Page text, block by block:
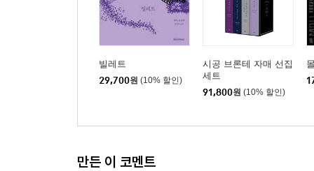
빌레트
29,700원 (10% 할인)
시공 브론테 자매 선집
세트
91,800원 (10% 할인)
만든 이 코멘트